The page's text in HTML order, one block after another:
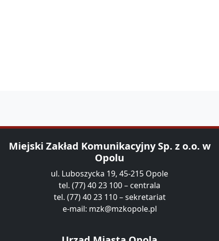
Miejski Zakład Komunikacyjny Sp. z o.o. w
Opolu
ul. Luboszycka 19, 45-215 Opole
tel. (77) 40 23 100 – centrala
tel. (77) 40 23 110 – sekretariat
e-mail: mzk@mzkopole.pl